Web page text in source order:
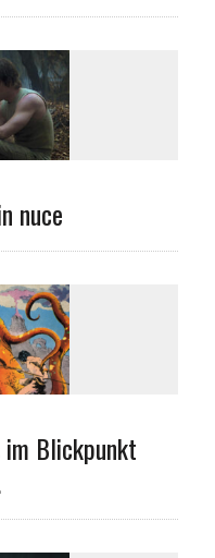
nuce
im Blickpunkt